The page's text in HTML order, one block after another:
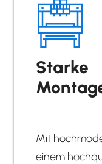
Starke
Mit
einem